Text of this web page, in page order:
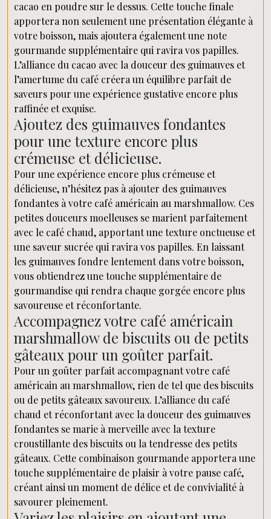
cacao en poudre sur le dessus. Cette touche finale
apportera non seulement une présentation élégante à
votre boisson, mais ajoutera également une note
gourmande supplémentaire qui ravira vos papilles.
L’alliance du cacao avec la douceur des guimauves et
l’amertume du café créera un équilibre parfait de
saveurs pour une expérience gustative encore plus
raffinée et exquise.
Ajoutez des guimauves fondantes
pour une texture encore plus
crémeuse et délicieuse.
Pour une expérience encore plus crémeuse et
délicieuse, n’hésitez pas à ajouter des guimauves
fondantes à votre café américain au marshmallow. Ces
petites douceurs moelleuses se marient parfaitement
avec le café chaud, apportant une texture onctueuse et
une saveur sucrée qui ravira vos papilles. En laissant
les guimauves fondre lentement dans votre boisson,
vous obtiendrez une touche supplémentaire de
gourmandise qui rendra chaque gorgée encore plus
savoureuse et réconfortante.
Accompagnez votre café américain
marshmallow de biscuits ou de petits
gâteaux pour un goûter parfait.
Pour un goûter parfait accompagnant votre café
américain au marshmallow, rien de tel que des biscuits
ou de petits gâteaux savoureux. L’alliance du café
chaud et réconfortant avec la douceur des guimauves
fondantes se marie à merveille avec la texture
croustillante des biscuits ou la tendresse des petits
gâteaux. Cette combinaison gourmande apportera une
touche supplémentaire de plaisir à votre pause café,
créant ainsi un moment de délice et de convivialité à
savourer pleinement.